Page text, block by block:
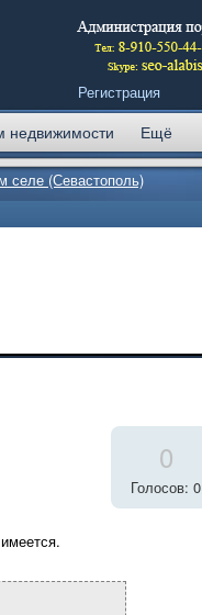
Регистрация
недвижимости Ещё
селе (Севастополь)
0
Голосов: 0